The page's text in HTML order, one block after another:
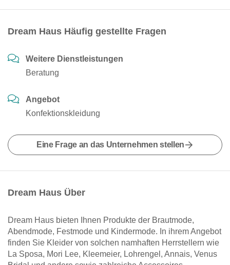
Dream Haus Häufig gestellte Fragen
Weitere Dienstleistungen
Beratung
Angebot
Konfektionskleidung
Eine Frage an das Unternehmen stellen
Dream Haus Über
Dream Haus bieten Ihnen Produkte der Brautmode,
Abendmode, Festmode und Kindermode. In ihrem Angebot
finden Sie Kleider von solchen namhaften Herrstellern wie
La Sposa, Mori Lee, Kleemeier, Lohrengel, Annais, Venus